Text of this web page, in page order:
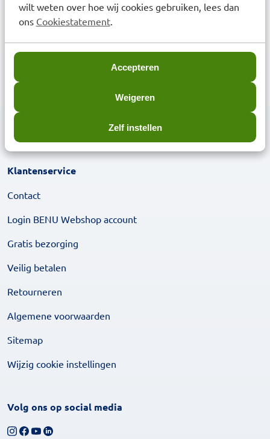
wilt weten over hoe wij cookies gebruiken, lees dan
ons Cookiestatement.
Accepteren
Weigeren
Zelf instellen
Over BENU
Over BENU Webshop
BENU in het nieuws
Werken bij BENU Apotheken
Toegankelijkheidsverklaring
Klantenservice
Contact
Login BENU Webshop account
Gratis bezorging
Veilig betalen
Retourneren
Algemene voorwaarden
Sitemap
Wijzig cookie instellingen
Volg ons op social media
Volg ons op Instagram
Volg ons op Facebook
Bekijk ons YouTube-kanaal
Volg ons op LinkedIn